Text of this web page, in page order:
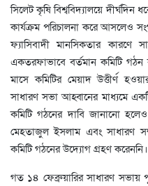
সিলেট কৃষি বিশ্ববিদ্যালয়ে
কার্যক্রম পরিচালনা করে আসলেও
ফ্যাসিবাদী মানসিকতার কারণে
একতরফাভাবে বর্তমান কমিটি গঠন
মাসে কমিটির মেয়াদ উত্তীর্ণ
সাধারণ সভা আহ্বানের মাধ্যমে
কমিটি গঠনের দাবি জানানো
মেহতাজুল ইসলাম এবং সাধারণ
কমিটি গঠনের উদ্যোগ গ্রহণ করেননি।
গত ১৪ ফেব্রুয়ারির সাধারণ সভায়